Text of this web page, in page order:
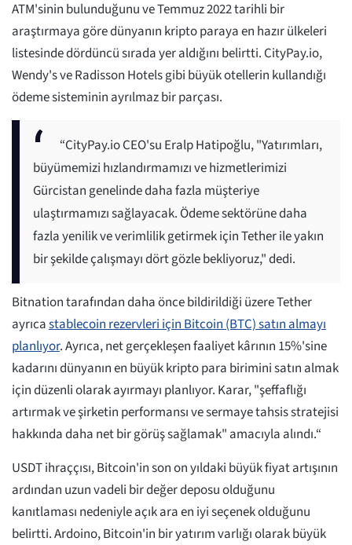
ATM'sinin bulunduğunu ve Temmuz 2022 tarihli bir
araştırmaya göre dünyanın kripto paraya en hazır ülkeleri
listesinde dördüncü sırada yer aldığını belirtti. CityPay.io,
Wendy's ve Radisson Hotels gibi büyük otellerin kullandığı
ödeme sisteminin ayrılmaz bir parçası.
“CityPay.io CEO'su Eralp Hatipoğlu, "Yatırımları,
büyümemizi hızlandırmamızı ve hizmetlerimizi
Gürcistan genelinde daha fazla müşteriye
ulaştırmamızı sağlayacak. Ödeme sektörüne daha
fazla yenilik ve verimlilik getirmek için Tether ile yakın
bir şekilde çalışmayı dört gözle bekliyoruz," dedi.
Bitnation tarafından daha önce bildirildiği üzere Tether
ayrıcastablecoin rezervleri için Bitcoin (BTC) satın almayı
planlıyor. Ayrıca, net gerçekleşen faaliyet kârının 15%'sine
kadarını dünyanın en büyük kripto para birimini satın almak
için düzenli olarak ayırmayı planlıyor. Karar, "şeffaflığı
artırmak ve şirketin performansı ve sermaye tahsis stratejisi
hakkında daha net bir görüş sağlamak" amacıyla alındı.“
USDT ihraççısı, Bitcoin'in son on yıldaki büyük fiyat artışının
ardından uzun vadeli bir değer deposu olduğunu
kanıtlaması nedeniyle açık ara en iyi seçenek olduğunu
belirtti. Ardoino, Bitcoin'in bir yatırım varlığı olarak büyük